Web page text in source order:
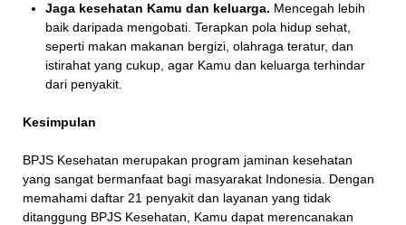
Jaga kesehatan Kamu dan keluarga. Mencegah lebih
baik daripada mengobati. Terapkan pola hidup sehat,
seperti makan makanan bergizi, olahraga teratur, dan
istirahat yang cukup, agar Kamu dan keluarga terhindar
dari penyakit.
Kesimpulan
BPJS Kesehatan merupakan program jaminan kesehatan
yang sangat bermanfaat bagi masyarakat Indonesia. Dengan
memahami daftar 21 penyakit dan layanan yang tidak
ditanggung BPJS Kesehatan, Kamu dapat merencanakan